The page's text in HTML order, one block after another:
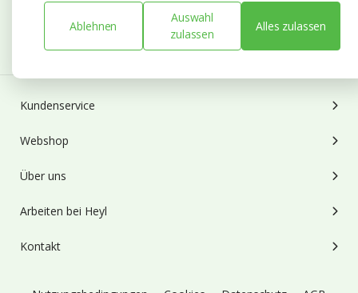
Abonnieren
Kundenservice
Webshop
Über uns
Arbeiten bei Heyl
Kontakt
Ablehnen
Auswahl
zulassen
Alles zulassen